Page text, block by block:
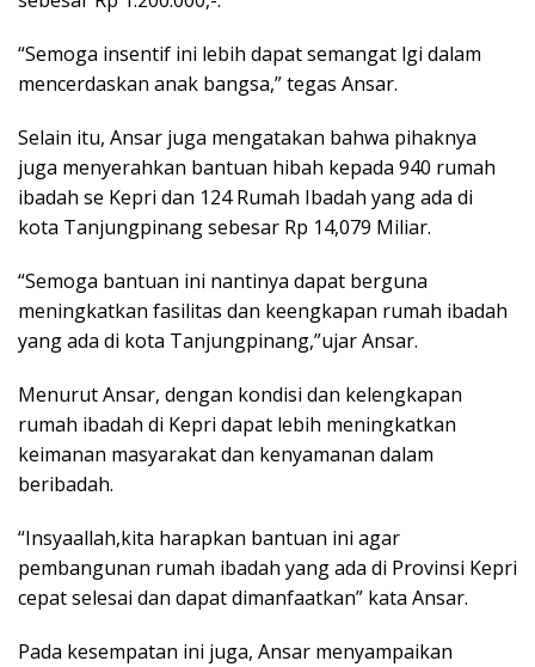
“Semoga insentif ini lebih dapat semangat lgi dalam
mencerdaskan anak bangsa,” tegas Ansar.
Selain itu, Ansar juga mengatakan bahwa pihaknya
juga menyerahkan bantuan hibah kepada 940 rumah
ibadah se Kepri dan 124 Rumah Ibadah yang ada di
kota Tanjungpinang sebesar Rp 14,079 Miliar.
“Semoga bantuan ini nantinya dapat berguna
meningkatkan fasilitas dan keengkapan rumah ibadah
yang ada di kota Tanjungpinang,”ujar Ansar.
Menurut Ansar, dengan kondisi dan kelengkapan
rumah ibadah di Kepri dapat lebih meningkatkan
keimanan masyarakat dan kenyamanan dalam
beribadah.
“Insyaallah,kita harapkan bantuan ini agar
pembangunan rumah ibadah yang ada di Provinsi Kepri
cepat selesai dan dapat dimanfaatkan” kata Ansar.
Pada kesempatan ini juga, Ansar menyampaikan